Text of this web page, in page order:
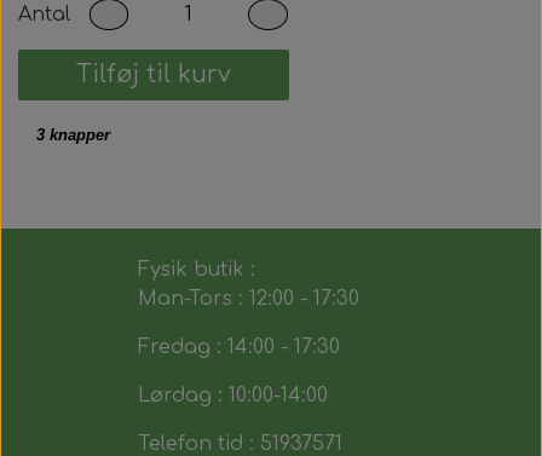
Antal
Tilføj til kurv
3 knapper
Fysik butik :
Man-Tors : 12:00 - 17:30
Fredag : 14:00 - 17:30
Lørdag : 10:00-14:00
Telefon tid : 51937571